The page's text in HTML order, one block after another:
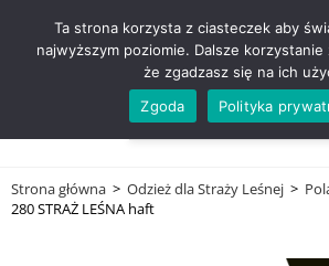
ZADZWOŃ TEL. 600 352 938
Strona główna > Odzież dla Straży Leśnej >
280 STRAŻ LEŚNA haft
Ta strona korzysta z ciasteczek aby
najwyższym poziomie. Dalsze
że zgadzasz się na ich
Zgoda
Polityka